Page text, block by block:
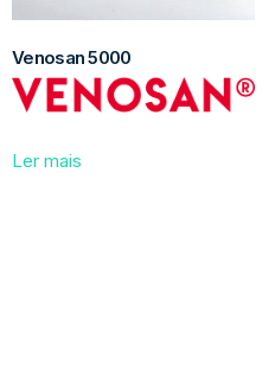
Venosan 5000
Ler mais